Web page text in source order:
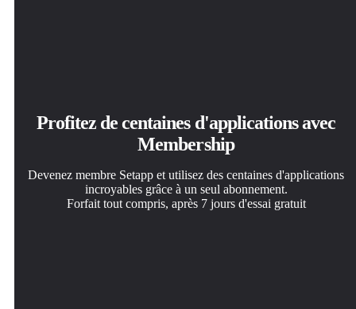
Profitez de centaines d'applications avec
Membership
Devenez membre Setapp et utilisez des centaines d'applications
incroyables grâce à un seul abonnement.
Forfait tout compris, après 7 jours d'essai gratuit